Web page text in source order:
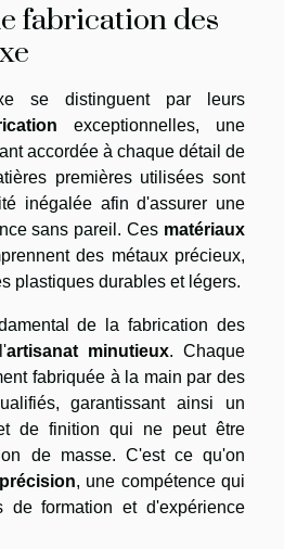
fabrication des
se distinguent par leurs
exceptionnelles, une
accordée à chaque détail de
premières utilisées sont
inégalée afin d'assurer une
sans pareil. Ces matériaux
des métaux précieux,
plastiques durables et légers.
de la fabrication des
artisanat minutieux. Chaque
fabriquée à la main par des
garantissant ainsi un
de finition qui ne peut être
de masse. C'est ce qu'on
, une compétence qui
de formation et d'expérience